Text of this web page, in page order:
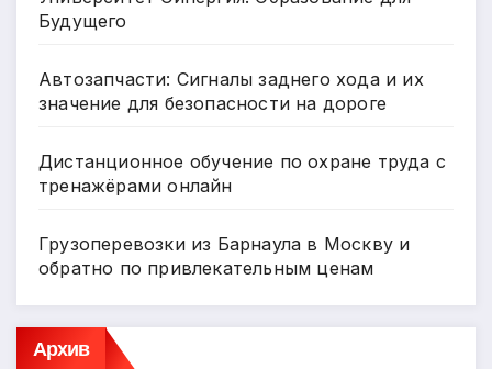
Будущего
Автозапчасти: Сигналы заднего хода и их
значение для безопасности на дороге
Дистанционное обучение по охране труда с
тренажёрами онлайн
Грузоперевозки из Барнаула в Москву и
обратно по привлекательным ценам
Архив